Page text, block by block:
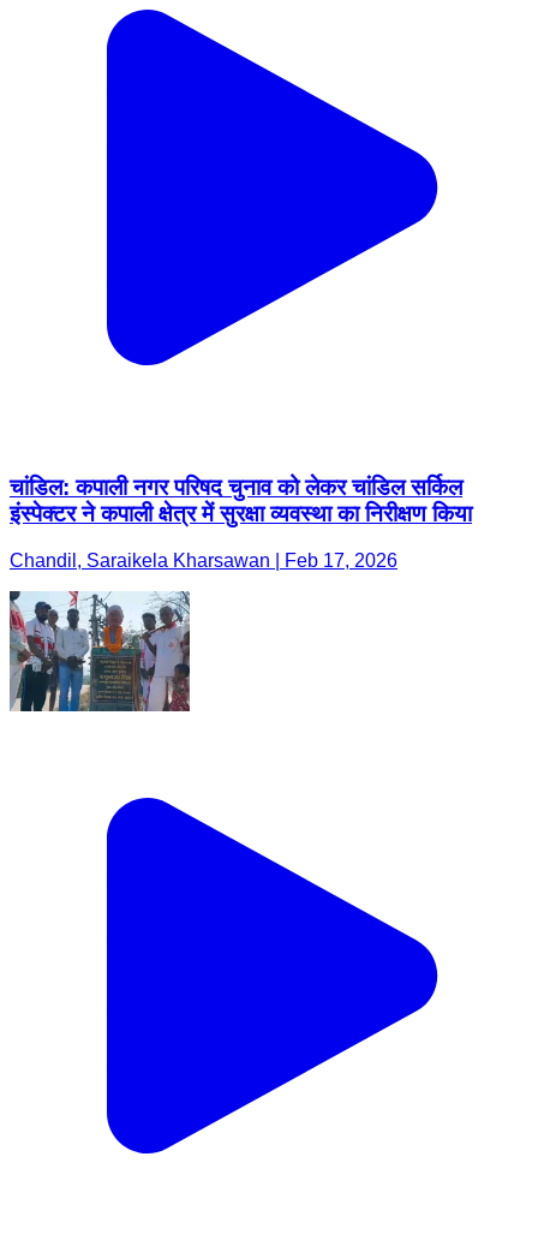
चांडिल: कपाली नगर परिषद चुनाव को लेकर चांडिल सर्किल
इंस्पेक्टर ने कपाली क्षेत्र में सुरक्षा व्यवस्था का निरीक्षण किया
Chandil, Saraikela Kharsawan | Feb 17, 2026